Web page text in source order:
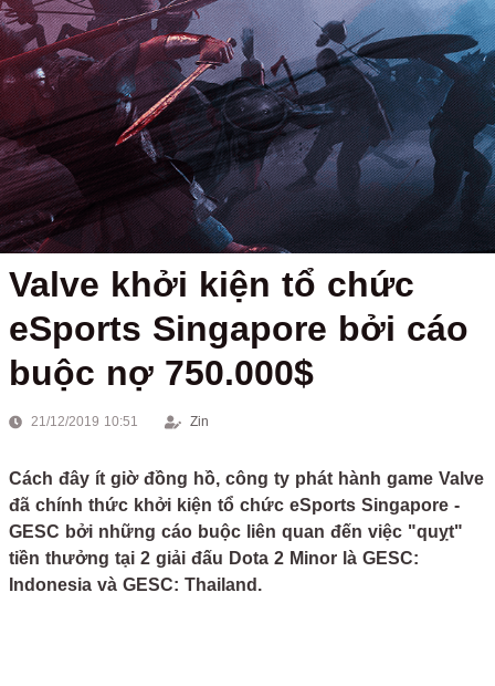
Valve khởi kiện tổ chức
eSports Singapore bởi cáo
buộc nợ 750.000$
21/12/2019 10:51 Zin
Cách đây ít giờ đồng hồ, công ty phát hành game Valve
đã chính thức khởi kiện tổ chức eSports Singapore -
GESC bởi những cáo buộc liên quan đến việc "quỵt"
tiền thưởng tại 2 giải đấu Dota 2 Minor là GESC:
Indonesia và GESC: Thailand.